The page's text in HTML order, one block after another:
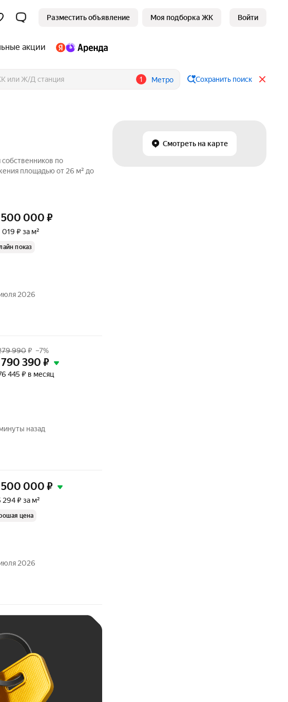
Разместить объявление Моя подборка ЖК Войти
акции
1 Метро Сохранить поиск
Смотреть на карте
по
площадью от 26 м² до
500 000 ₽
019 ₽ за м²
показ
2026
990₽ –7%
790 390 ₽
445 ₽ в месяц
назад
500 000 ₽
294 ₽ за м²
цена
2026